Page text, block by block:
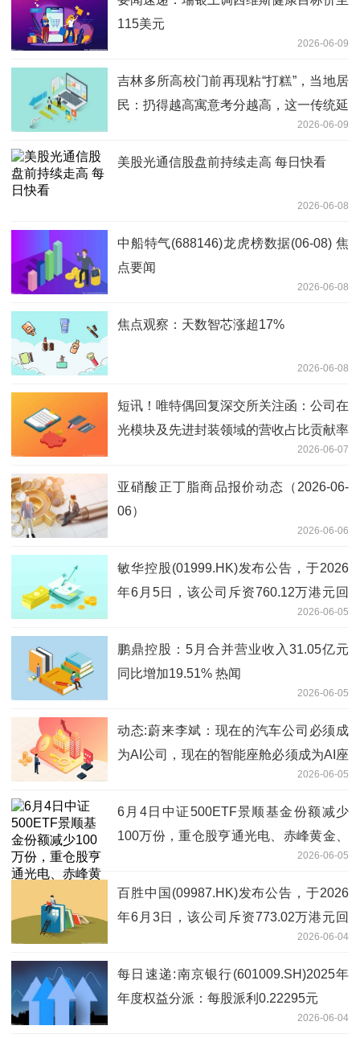
115美元
2026-06-09
吉林多所高校门前再现粘“打糕”，当地居
民：扔得越高寓意考分越高，这一传统延
2026-06-09
美股光通信股盘前持续走高 每日快看
2026-06-08
中船特气(688146)龙虎榜数据(06-08) 焦
点要闻
2026-06-08
焦点观察：天数智芯涨超17%
2026-06-08
短讯！唯特偶回复深交所关注函：公司在
光模块及先进封装领域的营收占比贡献率
2026-06-07
亚硝酸正丁脂商品报价动态（2026-06-
06）
2026-06-06
敏华控股(01999.HK)发布公告，于2026
年6月5日，该公司斥资760.12万港元回
2026-06-05
鹏鼎控股：5月合并营业收入31.05亿元
同比增加19.51% 热闻
2026-06-05
动态:蔚来李斌：现在的汽车公司必须成
为AI公司，现在的智能座舱必须成为AI座
2026-06-05
6月4日中证500ETF景顺基金份额减少
100万份，重仓股亨通光电、赤峰黄金、
2026-06-05
百胜中国(09987.HK)发布公告，于2026
年6月3日，该公司斥资773.02万港元回
2026-06-04
每日速递:南京银行(601009.SH)2025年
年度权益分派：每股派利0.22295元
2026-06-04